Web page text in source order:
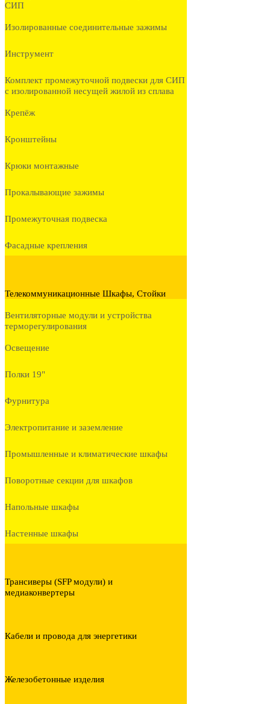
СИП
Изолированные соединительные зажимы
Инструмент
Комплект промежуточной подвески для СИП
с изолированной несущей жилой из сплава
Крепёж
Кронштейны
Крюки монтажные
Прокалывающие зажимы
Промежуточная подвеска
Фасадные крепления
Телекоммуникационные Шкафы, Стойки
Вентиляторные модули и устройства
терморегулирования
Освещение
Полки 19"
Фурнитура
Электропитание и заземление
Промышленные и климатические шкафы
Поворотные секции для шкафов
Напольные шкафы
Настенные шкафы
Трансиверы (SFP модули) и
медиаконвертеры
Кабели и провода для энергетики
Железобетонные изделия